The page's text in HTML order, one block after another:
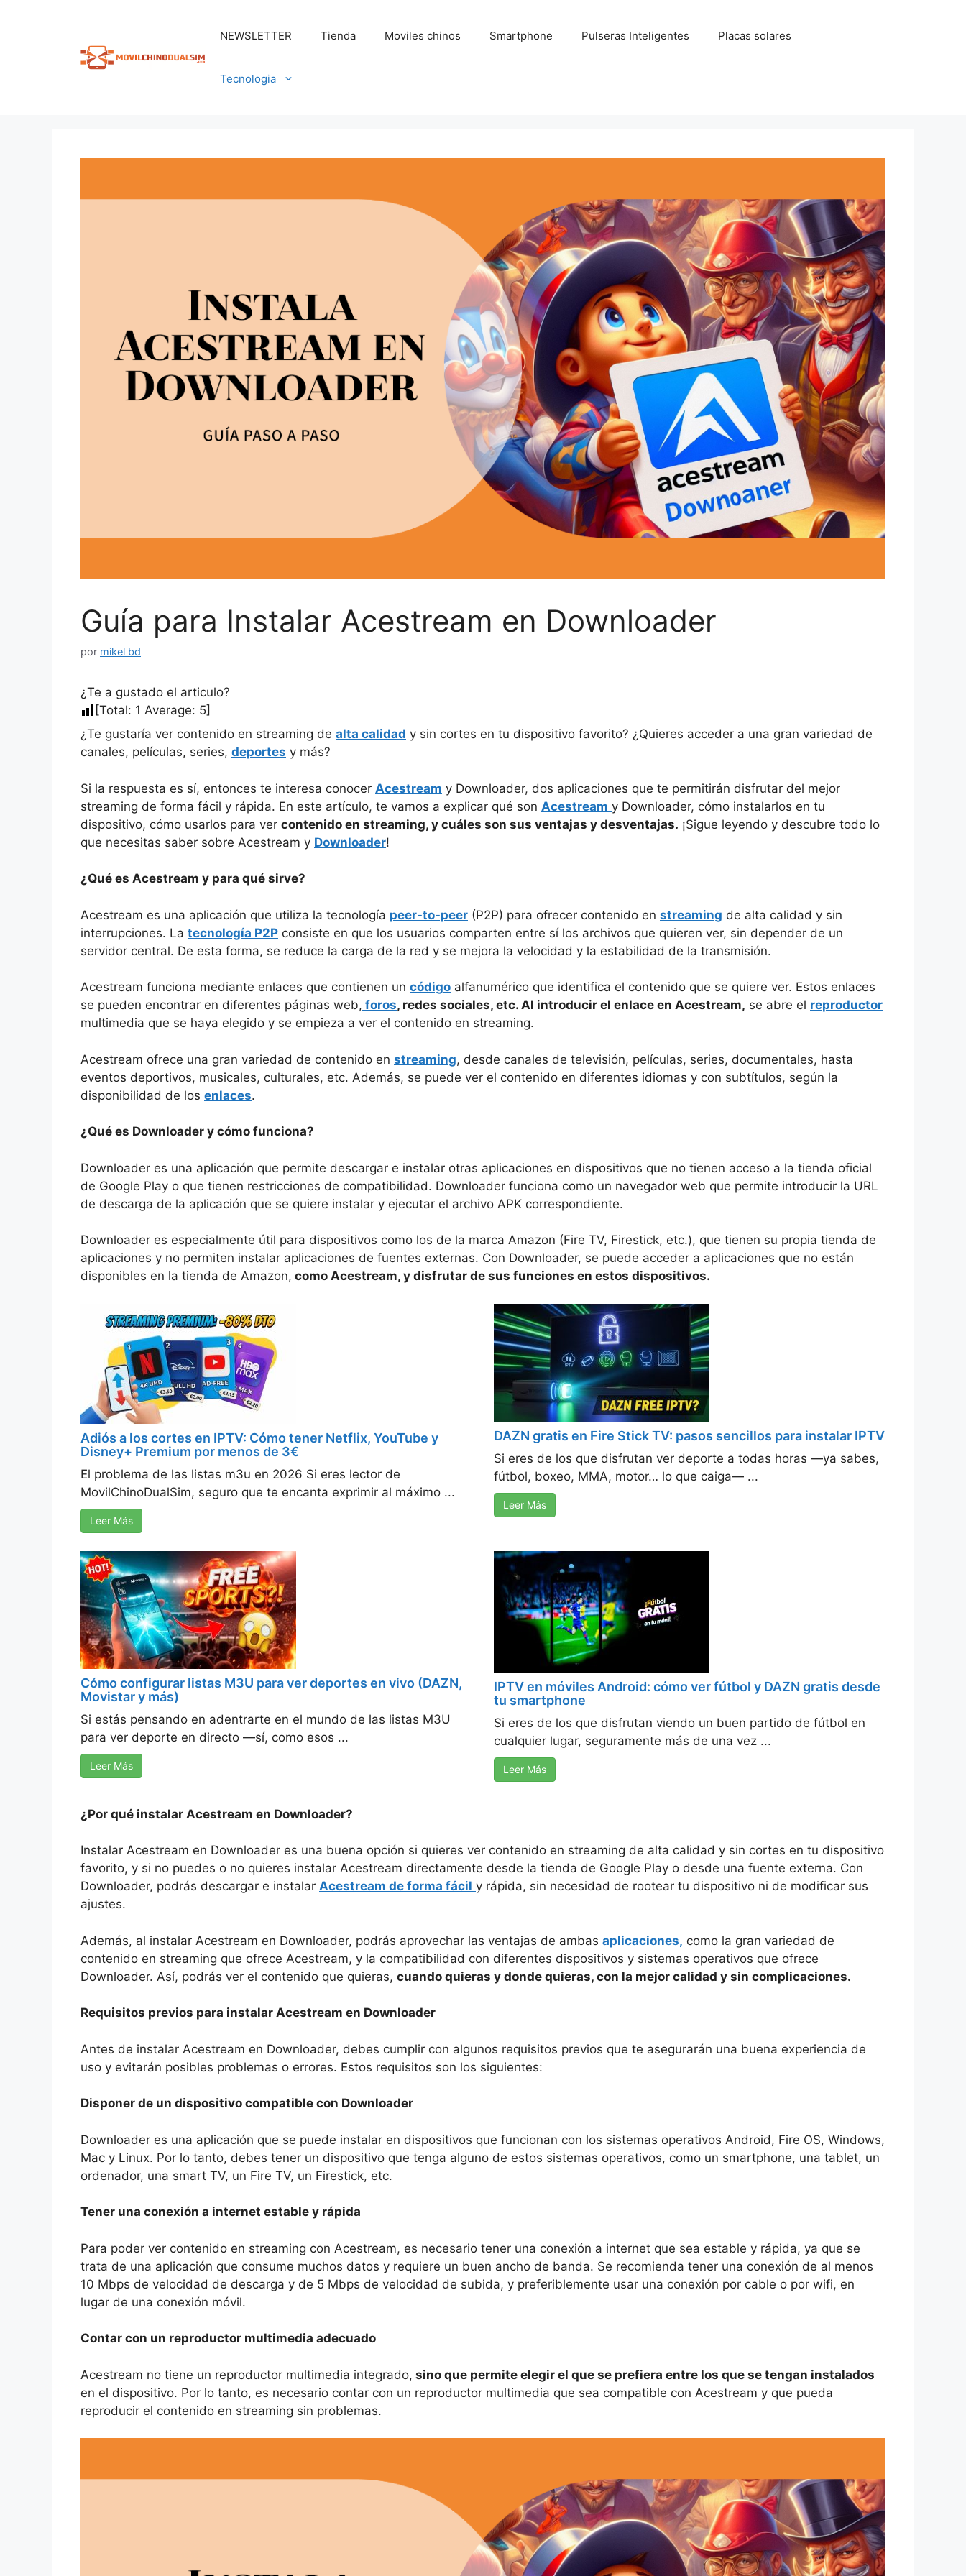
NEWSLETTER Tienda Moviles chinos Smartphone Pulseras Inteligentes Placas solares
Tecnologia
Guía para Instalar Acestream en Downloader
por mikel bd
¿Te a gustado el articulo?
[Total: 1 Average: 5]
¿Te gustaría ver contenido en streaming de alta calidad y sin cortes en tu dispositivo favorito? ¿Quieres acceder a una gran variedad de
canales, películas, series, deportes y más?
Si la respuesta es sí, entonces te interesa conocer Acestream y Downloader, dos aplicaciones que te permitirán disfrutar del mejor
streaming de forma fácil y rápida. En este artículo, te vamos a explicar qué son Acestream y Downloader, cómo instalarlos en tu
dispositivo, cómo usarlos para ver contenido en streaming, y cuáles son sus ventajas y desventajas. ¡Sigue leyendo y descubre todo lo
que necesitas saber sobre Acestream y Downloader!
¿Qué es Acestream y para qué sirve?
Acestream es una aplicación que utiliza la tecnología peer-to-peer (P2P) para ofrecer contenido en streaming de alta calidad y sin
interrupciones. La tecnología P2P consiste en que los usuarios comparten entre sí los archivos que quieren ver, sin depender de un
servidor central. De esta forma, se reduce la carga de la red y se mejora la velocidad y la estabilidad de la transmisión.
Acestream funciona mediante enlaces que contienen un código alfanumérico que identifica el contenido que se quiere ver. Estos enlaces
se pueden encontrar en diferentes páginas web, foros, redes sociales, etc. Al introducir el enlace en Acestream, se abre el reproductor
multimedia que se haya elegido y se empieza a ver el contenido en streaming.
Acestream ofrece una gran variedad de contenido en streaming, desde canales de televisión, películas, series, documentales, hasta
eventos deportivos, musicales, culturales, etc. Además, se puede ver el contenido en diferentes idiomas y con subtítulos, según la
disponibilidad de los enlaces.
¿Qué es Downloader y cómo funciona?
Downloader es una aplicación que permite descargar e instalar otras aplicaciones en dispositivos que no tienen acceso a la tienda oficial
de Google Play o que tienen restricciones de compatibilidad. Downloader funciona como un navegador web que permite introducir la URL
de descarga de la aplicación que se quiere instalar y ejecutar el archivo APK correspondiente.
Downloader es especialmente útil para dispositivos como los de la marca Amazon (Fire TV, Firestick, etc.), que tienen su propia tienda de
aplicaciones y no permiten instalar aplicaciones de fuentes externas. Con Downloader, se puede acceder a aplicaciones que no están
disponibles en la tienda de Amazon, como Acestream, y disfrutar de sus funciones en estos dispositivos.
Adiós a los cortes en IPTV: Cómo tener Netflix, YouTube y
Disney+ Premium por menos de 3€
El problema de las listas m3u en 2026 Si eres lector de
MovilChinoDualSim, seguro que te encanta exprimir al máximo ...
Leer Más
DAZN gratis en Fire Stick TV: pasos sencillos para instalar IPTV
Si eres de los que disfrutan ver deporte a todas horas —ya sabes,
fútbol, boxeo, MMA, motor… lo que caiga— ...
Leer Más
Cómo configurar listas M3U para ver deportes en vivo (DAZN,
Movistar y más)
Si estás pensando en adentrarte en el mundo de las listas M3U
para ver deporte en directo —sí, como esos ...
Leer Más
IPTV en móviles Android: cómo ver fútbol y DAZN gratis desde
tu smartphone
Si eres de los que disfrutan viendo un buen partido de fútbol en
cualquier lugar, seguramente más de una vez ...
Leer Más
¿Por qué instalar Acestream en Downloader?
Instalar Acestream en Downloader es una buena opción si quieres ver contenido en streaming de alta calidad y sin cortes en tu dispositivo
favorito, y si no puedes o no quieres instalar Acestream directamente desde la tienda de Google Play o desde una fuente externa. Con
Downloader, podrás descargar e instalar Acestream de forma fácil y rápida, sin necesidad de rootear tu dispositivo ni de modificar sus
ajustes.
Además, al instalar Acestream en Downloader, podrás aprovechar las ventajas de ambas aplicaciones, como la gran variedad de
contenido en streaming que ofrece Acestream, y la compatibilidad con diferentes dispositivos y sistemas operativos que ofrece
Downloader. Así, podrás ver el contenido que quieras, cuando quieras y donde quieras, con la mejor calidad y sin complicaciones.
Requisitos previos para instalar Acestream en Downloader
Antes de instalar Acestream en Downloader, debes cumplir con algunos requisitos previos que te asegurarán una buena experiencia de
uso y evitarán posibles problemas o errores. Estos requisitos son los siguientes:
Disponer de un dispositivo compatible con Downloader
Downloader es una aplicación que se puede instalar en dispositivos que funcionan con los sistemas operativos Android, Fire OS, Windows,
Mac y Linux. Por lo tanto, debes tener un dispositivo que tenga alguno de estos sistemas operativos, como un smartphone, una tablet, un
ordenador, una smart TV, un Fire TV, un Firestick, etc.
Tener una conexión a internet estable y rápida
Para poder ver contenido en streaming con Acestream, es necesario tener una conexión a internet que sea estable y rápida, ya que se
trata de una aplicación que consume muchos datos y requiere un buen ancho de banda. Se recomienda tener una conexión de al menos
10 Mbps de velocidad de descarga y de 5 Mbps de velocidad de subida, y preferiblemente usar una conexión por cable o por wifi, en
lugar de una conexión móvil.
Contar con un reproductor multimedia adecuado
Acestream no tiene un reproductor multimedia integrado, sino que permite elegir el que se prefiera entre los que se tengan instalados
en el dispositivo. Por lo tanto, es necesario contar con un reproductor multimedia que sea compatible con Acestream y que pueda
reproducir el contenido en streaming sin problemas.